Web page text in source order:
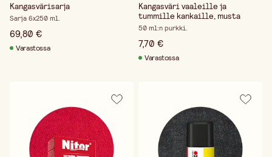
Kangasvärisarja
Sarja 6x250 ml.
69,80 €
Varastossa
Kangasväri vaaleille ja
tummille kankaille, musta
50 ml:n purkki.
7,70 €
Varastossa